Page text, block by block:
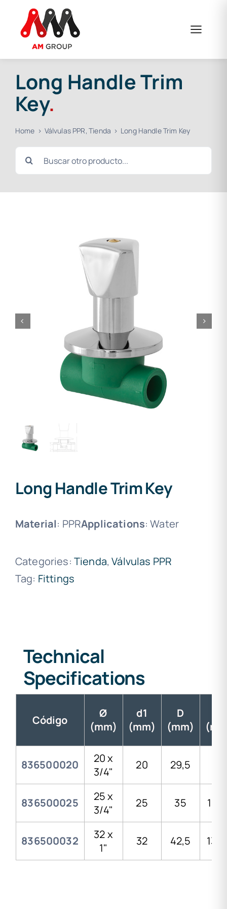
content
Long Handle Trim
Key.
Home Válvulas PPR Tienda Long Handle Trim Key
Search
for:
Long Handle Trim Key
Material: PPRApplications: Water
Categories: Tienda,Válvulas PPR
Tag: Fittings
Technical
Specifications
Código
Ø
(mm)
d1
(mm)
D
(mm)
836500020
20 x
3/4"
20 29,5
836500025
25 x
3/4"
25 35
836500032
32 x
1"
32 42,5